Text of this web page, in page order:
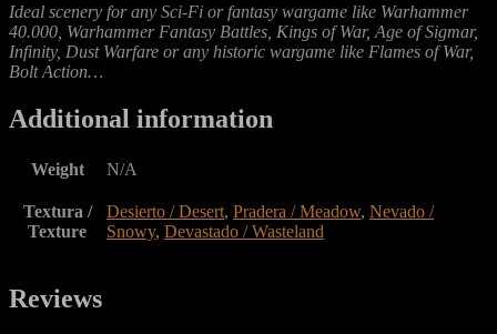
Ideal scenery for any Sci-Fi or fantasy wargame like Warhammer
40.000, Warhammer Fantasy Battles, Kings of War, Age of Sigmar,
Infinity, Dust Warfare or any historic wargame like Flames of War,
Bolt Action…
Additional information
Weight N/A
Textura /
Texture
Desierto / Desert, Pradera / Meadow, Nevado /
Snowy, Devastado / Wasteland
Reviews